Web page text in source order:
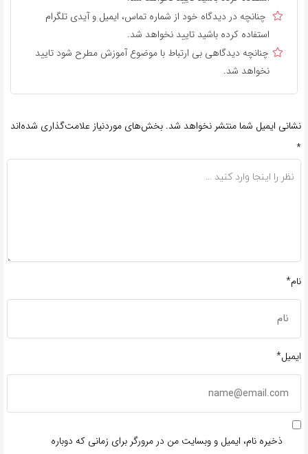
چنانچه در دیدگاه خود از شماره تماس، ایمیل و آیدی تلگرام
استفاده کرده باشید تایید نخواهد شد.
چنانچه دیدگاهی بی ارتباط با موضوع آموزش مطرح شود تایید
نخواهد شد.
نشانی ایمیل شما منتشر نخواهد شد. بخش‌های موردنیاز علامت‌گذاری شده‌اند
*
نام*
ایمیل*
ذخیره نام، ایمیل و وبسایت من در مرورگر برای زمانی که دوباره